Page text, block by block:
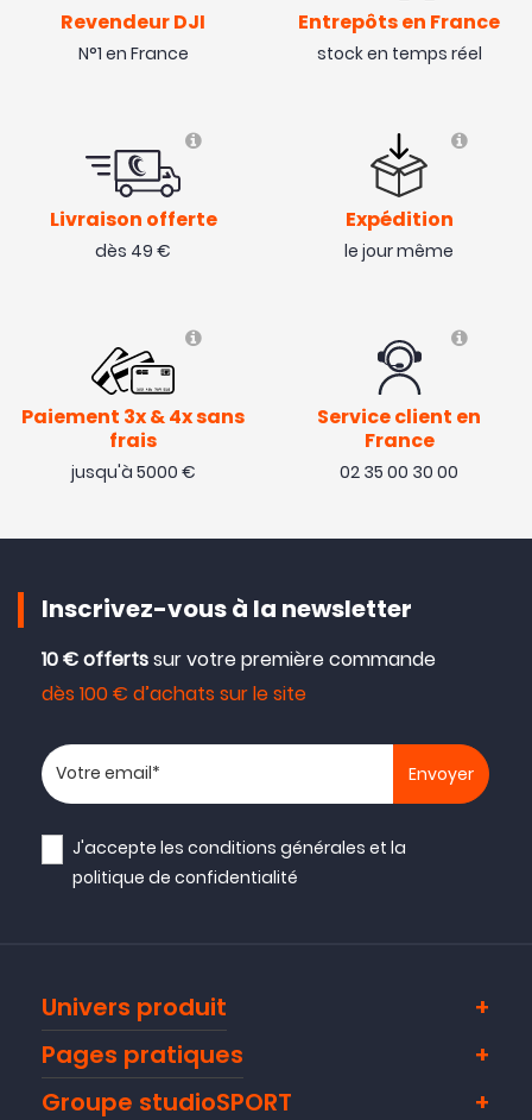
Revendeur DJI
N°1 en France
Entrepôts en France
stock en temps réel
Livraison offerte
dès 49 €
Expédition
le jour même
Paiement 3x & 4x sans
frais
jusqu'à 5000 €
Service client en
France
02 35 00 30 00
Inscrivez-vous à la newsletter
10 € offertssur votre première commande
dès 100 € d’achats sur le site
Votre adresse email
J'accepte lesconditions générales et la
politique de confidentialité
Univers produit
Pages pratiques
Groupe studioSPORT